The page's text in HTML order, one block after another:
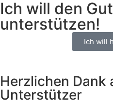
Ich will den
unterstützen!
Ich will
Herzlichen Dank
Unterstützer